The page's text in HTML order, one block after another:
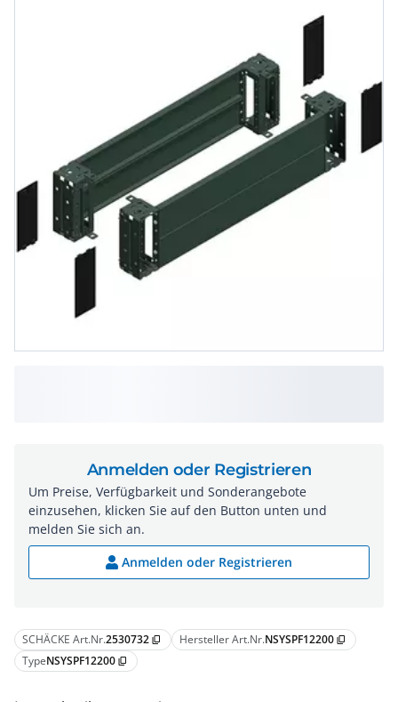
SCHÄCKE Art.Nr.2530732 content_copy Hersteller Art.Nr.NSYSPF12200 content_copy
TypeNSYSPF12200 content_copy
Anmelden oder Registrieren
Um Preise, Verfügbarkeit und Sonderangebote
einzusehen, klicken Sie auf den Button unten und
melden Sie sich an.
Anmelden oder Registrieren